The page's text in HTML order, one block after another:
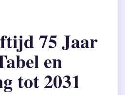
75 Jaar
en
tot 2031